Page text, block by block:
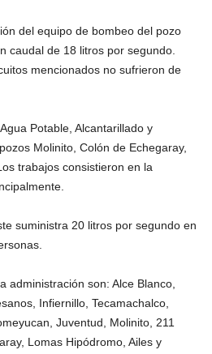
del equipo de bombeo del pozo
caudal de 18 litros por segundo.
mencionados no sufrieron de
Potable, Alcantarillado y
Molinito, Colón de Echegaray,
trabajos consistieron en la
suministra 20 litros por segundo en
administración son: Alce Blanco,
Infiernillo, Tecamachalco,
Juventud, Molinito, 211
Lomas Hipódromo, Ailes y